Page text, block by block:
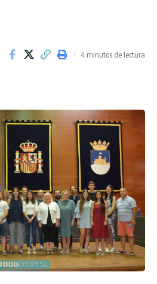
4 minutos de lectura